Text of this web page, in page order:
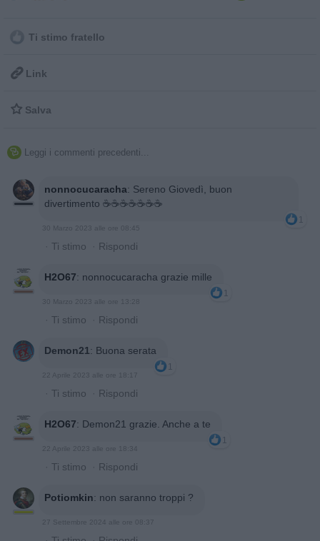
Ti stimo fratello
 Link
 Salva
 Leggi i commenti precedenti...
nonnocucaracha: Sereno Giovedì, buon
divertimento ☕☕☕☕☕☕☕
1
30 Marzo 2023 alle ore 08:45
· Ti stimo · Rispondi
H2O67: nonnocucaracha grazie mille
1
30 Marzo 2023 alle ore 13:28
· Ti stimo · Rispondi
Demon21: Buona serata
1
22 Aprile 2023 alle ore 18:17
· Ti stimo · Rispondi
H2O67: Demon21 grazie. Anche a te
1
22 Aprile 2023 alle ore 18:34
· Ti stimo · Rispondi
Potiomkin: non saranno troppi ?
27 Settembre 2024 alle ore 08:37